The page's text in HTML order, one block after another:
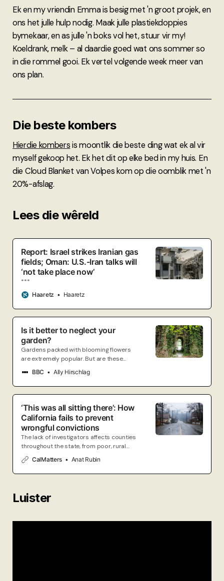
Ek en my vriendin Emma is besig met 'n groot projek, en
ons het julle hulp nodig. Maak julle plastiekdoppies
bymekaar, en as julle 'n boks vol het, stuur vir my!
Koeldrank, melk – al daardie goed wat ons sommer so
in die rommel gooi. Ek vertel volgende week meer van
ons plan.
Die beste kombers
Hierdie kombersis moontlik die beste ding wat ek al vir
myself gekoop het. Ek het dit op elke bed in my huis. En
die Cloud Blanket van Volpes kom op die oomblik met 'n
20%-afslag.
Lees die wêreld
Report: Israel strikes Iranian gas
fields; Oman: U.S.-Iran talks will
‘not take place now’
***
Haaretz Haaretz
Is it better to neglect your
garden?
Gardens packed with blooming flowers
are extremely popular. But are these
or is it better to allow nature to take its
own course?
BBC Ally Hirschlag
‘This was all sitting there’: How
California fails to prevent
wrongful convictions
The lack of investigators affects counties
throughout the state, from poor, rural
areas to the state’s largest and most
well-funded public defense offices.
CalMatters Anat Rubin
Luister